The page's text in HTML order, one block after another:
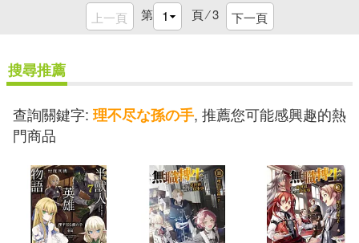
上一頁 第 頁 ⁄3 下一頁
搜尋推薦
查詢關鍵字: 理不尽な孫の手, 推薦您可能感興趣的熱
門商品